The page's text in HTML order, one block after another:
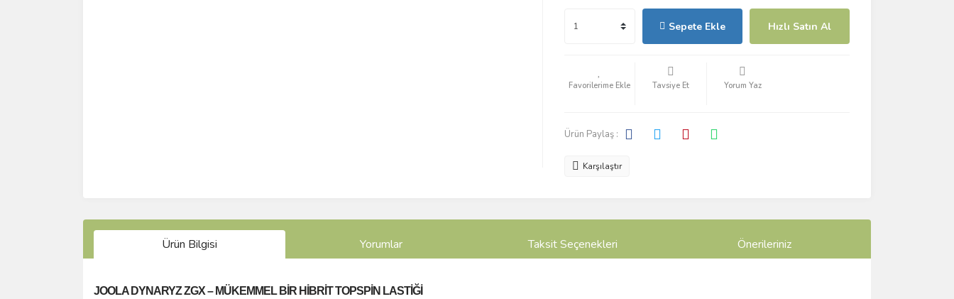
Sepete Ekle Hızlı Satın Al
Tavsiye Et Yorum Yaz
Ürün Paylaş :
Karşılaştır
Ürün Bilgisi Yorumlar Taksit Seçenekleri Önerileriniz
JOOLA DYNARYZ ZGX – MÜKEMMEL BİR HİBRİT TOPSPİN LASTİĞİ